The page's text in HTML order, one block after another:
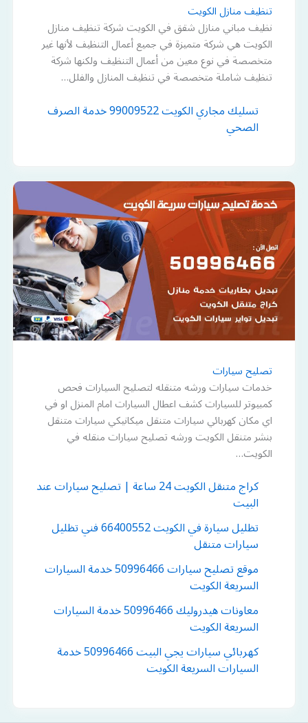
تنظيف منازل الكويت
نظيف مباني منازل شقق في الكويت شركة تنظيف منازل
الكويت هي شركة متميزة في جميع أعمال التنظيف لأنها غير
متخصصة في نوع معين من أعمال التنظيف ولكنها شركة
تنظيف شاملة متخصصة في تنظيف المنازل والفلل…
تسليك مجاري الكويت 99009522 خدمة الصرف
الصحي
تصليح سيارات
خدمات سيارات ورشه متنقله لتصليح السيارات فحص
كمبيوتر للسيارات كشف اعطال السيارات امام المنزل او في
اي مكان كهربائي سيارات متنقل ميكانيكي سيارات متنقل
بنشر متنقل الكويت ورشه تصليح سيارات منقله في
الكويت…
كراج متنقل الكويت 24 ساعة | تصليح سيارات عند
البيت
تظليل سيارة في الكويت 66400552 فني تظليل
سيارات متنقل
موقع تصليح سيارات 50996466 خدمة السيارات
السريعة الكويت
معاونات هيدروليك 50996466 خدمة السيارات
السريعة الكويت
كهربائي سيارات يجي البيت 50996466 خدمة
السيارات السريعة الكويت